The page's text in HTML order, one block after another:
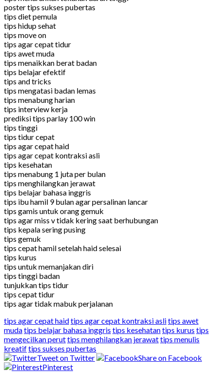
poster tips sukses pubertas
tips diet pemula
tips hidup sehat
tips move on
tips agar cepat tidur
tips awet muda
tips menaikkan berat badan
tips belajar efektif
tips and tricks
tips mengatasi badan lemas
tips menabung harian
tips interview kerja
prediksi tips parlay 100 win
tips tinggi
tips tidur cepat
tips agar cepat haid
tips agar cepat kontraksi asli
tips kesehatan
tips menabung 1 juta per bulan
tips menghilangkan jerawat
tips belajar bahasa inggris
tips ibu hamil 9 bulan agar persalinan lancar
tips gamis untuk orang gemuk
tips agar miss v tidak kering saat berhubungan
tips kepala sering pusing
tips gemuk
tips cepat hamil setelah haid selesai
tips kurus
tips untuk memanjakan diri
tips tinggi badan
tunjukkan tips tidur
tips cepat tidur
tips agar tidak mabuk perjalanan
tips agar cepat haidtips agar cepat kontraksi aslitips awet
mudatips belajar bahasa inggris tips kesehatantips kurus tips
mengecilkan peruttips menghilangkan jerawattips menulis
kreatiftips sukses pubertas
Tweet on Twitter
Share on Facebook
Pinterest